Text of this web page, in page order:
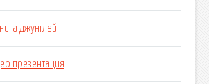
джунглей
презентация